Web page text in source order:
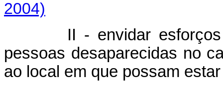
2004)
II - envidar
pessoas desaparecidas no
ao local em que possam